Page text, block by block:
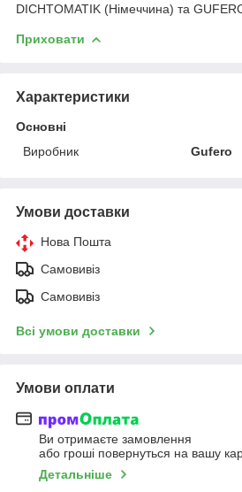
DICHTOMATIK (Німеччина) та
Приховати
Характеристики
Основні
Виробник
Gufero
Умови доставки
Нова Пошта
Самовивіз
Самовивіз
Всі умови доставки
Умови оплати
Ви отримаєте замовлення
або гроші повернуться на вашу
Детальніше